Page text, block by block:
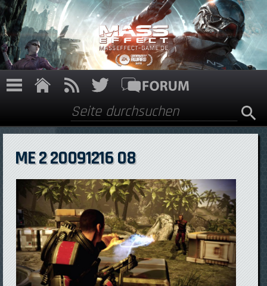
Direkt zum Inhalt
Suchformular
Suche
ME 2 20091216 08